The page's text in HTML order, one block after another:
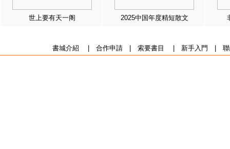
世上要有天一阁 2025中国年度精短散文
書城介紹 合作申請| 索要書目 新手入門